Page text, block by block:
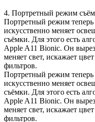
4. Портретный режим
Портретный режим теперь
искусственно меняет
съёмки. Для этого есть
Apple A11 Bionic. Он
меняет свет, искажает
фильтров.
Портретный режим теперь
искусственно меняет
съёмки. Для этого есть
Apple A11 Bionic. Он
меняет свет, искажает
фильтров.